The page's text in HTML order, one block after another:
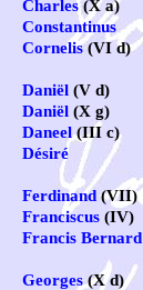
Charles(X a)
Constantinus
Cornelis(VI d)
Daniël (V d)
Daniël (X g)
Daneel(III c)
Désiré
Ferdinand (VII)
Franciscus (IV)
Francis Bernard
Georges (X d)